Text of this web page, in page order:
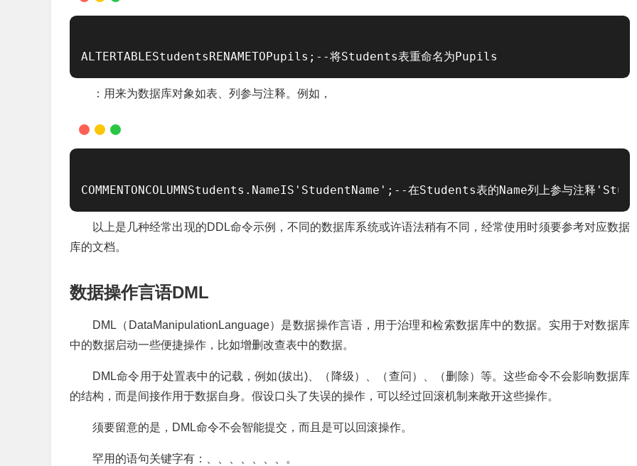
ALTERTABLEStudentsRENAMETOPupils;--将Students表重命名为Pupils
：用来为数据库对象如表、列参与注释。例如，
COMMENTONCOLUMNStudents.NameIS'StudentName';--在Students表的Name列上参与注释
以上是几种经常出现的DDL命令示例，不同的数据库系统或许语法稍有不同，经常使用时须要参考对应数据
库的文档。
数据操作言语DML
DML（DataManipulationLanguage）是数据操作言语，用于治理和检索数据库中的数据。实用于对数据库
中的数据启动一些便捷操作，比如增删改查表中的数据。
DML命令用于处置表中的记载，例如(拔出)、（降级）、（查问）、（删除）等。这些命令不会影响数据库
的结构，而是间接作用于数据自身。假设口头了失误的操作，可以经过回滚机制来敞开这些操作。
须要留意的是，DML命令不会智能提交，而且是可以回滚操作。
罕用的语句关键字有：、、、、、、、。